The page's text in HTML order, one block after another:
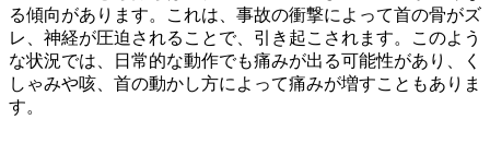
る傾向があります。これは、事故の衝撃によって首の骨がズ
レ、神経が圧迫されることで、引き起こされます。このよう
な状況では、日常的な動作でも痛みが出る可能性があり、く
しゃみや咳、首の動かし方によって痛みが増すこともありま
す。